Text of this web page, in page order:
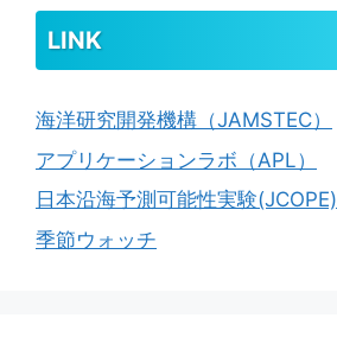
LINK
海洋研究開発機構（JAMSTEC）
アプリケーションラボ（APL）
日本沿海予測可能性実験(JCOPE)
季節ウォッチ